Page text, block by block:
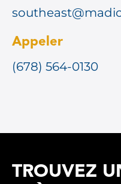
Appeler
(678) 564-0130
TROUVEZ